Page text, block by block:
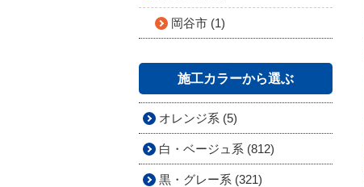
岡谷市 (1)
施工カラーから選ぶ
オレンジ系 (5)
白・ベージュ系 (812)
黒・グレー系 (321)